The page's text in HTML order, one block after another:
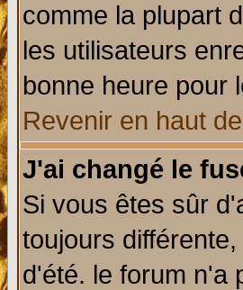
comme la plupart
les utilisateurs
bonne heure pour
Revenir en haut
J'ai changé le
Si vous êtes sûr
toujours
d'été. le forum n'a